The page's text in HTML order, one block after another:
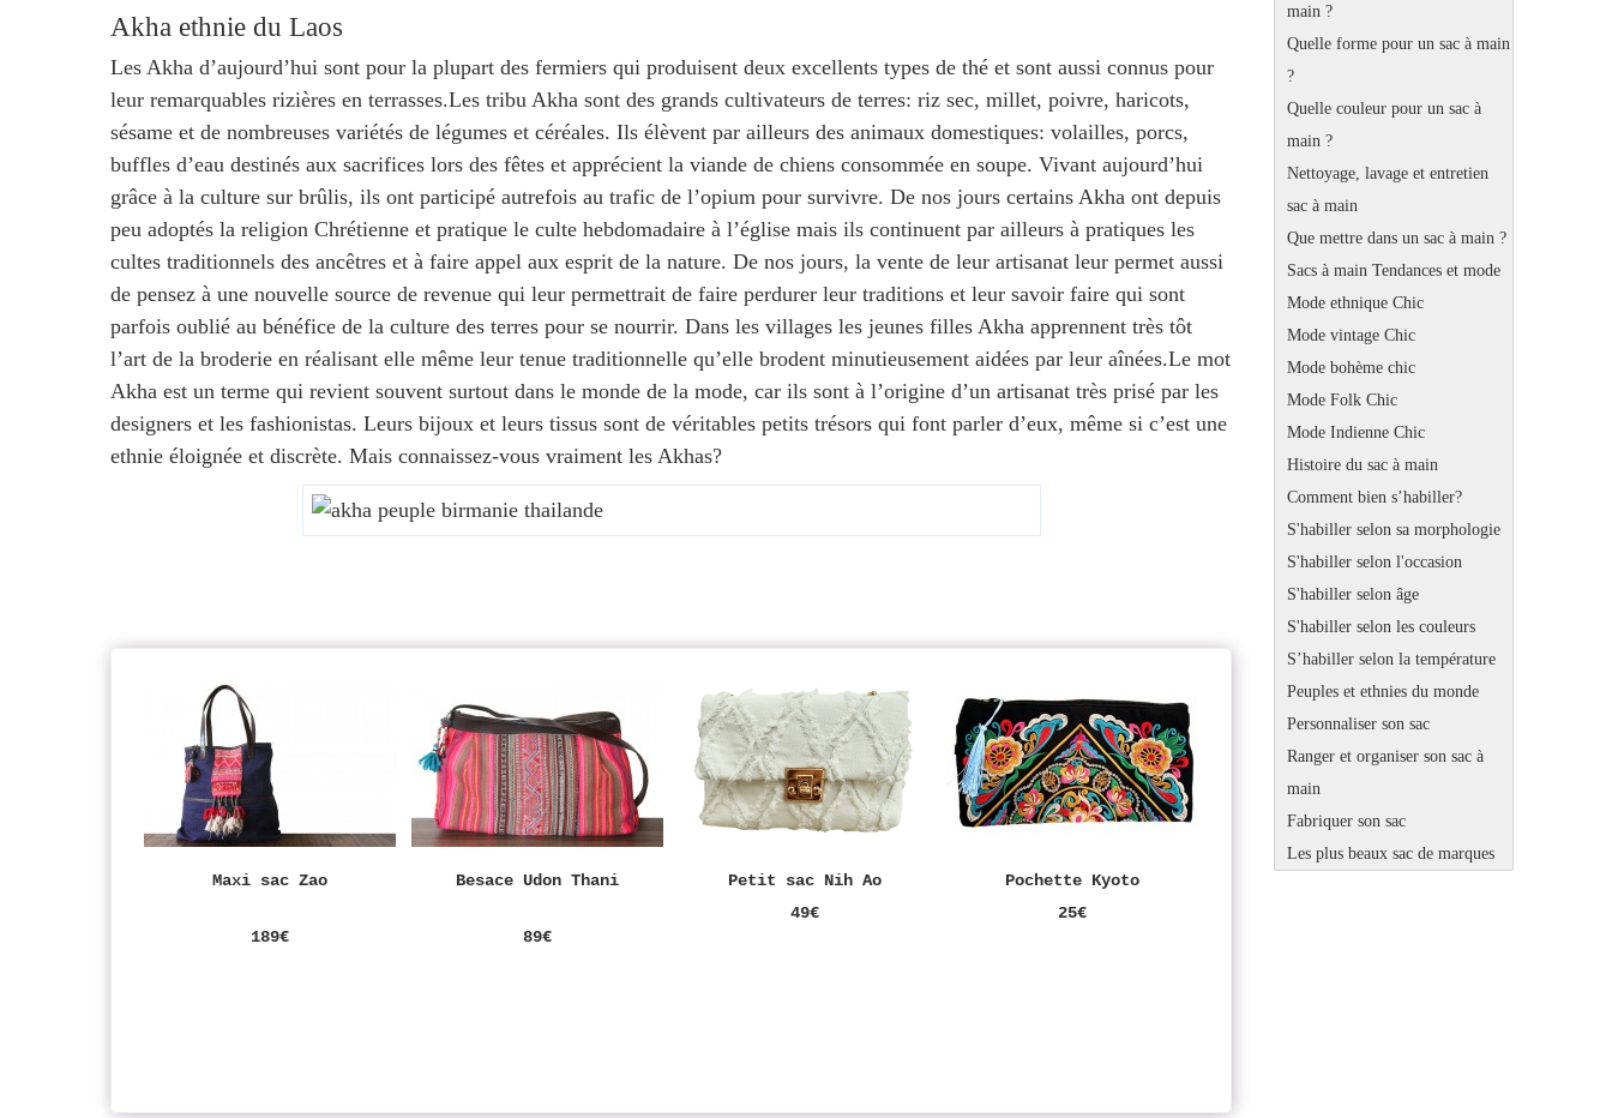
Akha ethnie du Laos
Les Akha d’aujourd’hui sont pour la plupart des fermiers qui produisent deux excellents types de thé et sont aussi connus pour
leur remarquables rizières en terrasses.Les tribu Akha sont des grands cultivateurs de terres: riz sec, millet, poivre, haricots,
sésame et de nombreuses variétés de légumes et céréales. Ils élèvent par ailleurs des animaux domestiques: volailles, porcs,
buffles d’eau destinés aux sacrifices lors des fêtes et apprécient la viande de chiens consommée en soupe. Vivant aujourd’hui
grâce à la culture sur brûlis, ils ont participé autrefois au trafic de l’opium pour survivre. De nos jours certains Akha ont depuis
peu adoptés la religion Chrétienne et pratique le culte hebdomadaire à l’église mais ils continuent par ailleurs à pratiques les
cultes traditionnels des ancêtres et à faire appel aux esprit de la nature. De nos jours, la vente de leur artisanat leur permet aussi
de pensez à une nouvelle source de revenue qui leur permettrait de faire perdurer leur traditions et leur savoir faire qui sont
parfois oublié au bénéfice de la culture des terres pour se nourrir. Dans les villages les jeunes filles Akha apprennent très tôt
l’art de la broderie en réalisant elle même leur tenue traditionnelle qu’elle brodent minutieusement aidées par leur aînées.Le mot
Akha est un terme qui revient souvent surtout dans le monde de la mode, car ils sont à l’origine d’un artisanat très prisé par les
designers et les fashionistas. Leurs bijoux et leurs tissus sont de véritables petits trésors qui font parler d’eux, même si c’est une
ethnie éloignée et discrète. Mais connaissez-vous vraiment les Akhas?
Maxi sac Zao
189€
Besace Udon Thani
89€
Petit sac Nih Ao
49€
Pochette Kyoto
25€
main ?
Quelle forme pour un sac à main
?
Quelle couleur pour un sac à
main ?
Nettoyage, lavage et entretien
sac à main
Que mettre dans un sac à main ?
Sacs à main Tendances et mode
Mode ethnique Chic
Mode vintage Chic
Mode bohème chic
Mode Folk Chic
Mode Indienne Chic
Histoire du sac à main
Comment bien s’habiller?
S'habiller selon sa morphologie
S'habiller selon l'occasion
S'habiller selon âge
S'habiller selon les couleurs
S’habiller selon la température
Peuples et ethnies du monde
Personnaliser son sac
Ranger et organiser son sac à
main
Fabriquer son sac
Les plus beaux sac de marques